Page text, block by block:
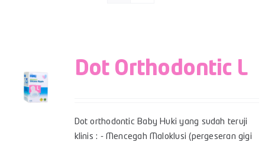
Dot Orthodontic L
Dot orthodontic Baby Huki yang sudah teruji
klinis : - Mencegah Maloklusi (pergeseran gigi